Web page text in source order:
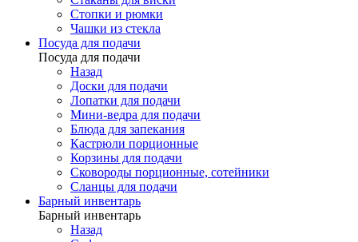
Стопки и рюмки
Чашки из стекла
Посуда для подачи
Посуда для подачи
Назад
Доски для подачи
Лопатки для подачи
Мини-ведра для подачи
Блюда для запекания
Кастрюли порционные
Корзины для подачи
Сковороды порционные, сотейники
Сланцы для подачи
Барный инвентарь
Барный инвентарь
Назад